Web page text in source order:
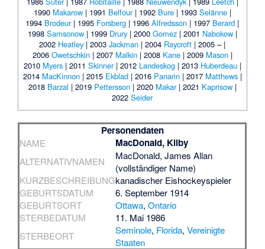
1990 Makarow| 1991 Belfour| 1992 Bure| 1993 Selänne|
1994 Brodeur| 1995 Forsberg | 1996Alfredsson | 1997 Berard |
1998 Samsonow| 1999 Drury| 2000 Gomez| 2001 Nabokow|
2002 Heatley | 2003Jackman | 2004 Raycroft | 2005 – |
2006 Owetschkin| 2007 Malkin| 2008 Kane| 2009 Mason|
2010 Myers| 2011 Skinner| 2012 Landeskog| 2013 Huberdeau|
2014 MacKinnon| 2015 Ekblad| 2016 Panarin| 2017 Matthews|
2018 Barzal | 2019 Pettersson| 2020 Makar| 2021 Kaprisow|
2022Seider
Personendaten
NAME MacDonald, Kilby
ALTERNATIVNAMEN
MacDonald, James Allan
(vollständiger Name)
KURZBESCHREIBUNGkanadischer Eishockeyspieler
GEBURTSDATUM
6. September 1914
GEBURTSORT
Ottawa,Ontario
STERBEDATUM
11. Mai 1986
STERBEORT
Seminole, Florida,Vereinigte
Staaten